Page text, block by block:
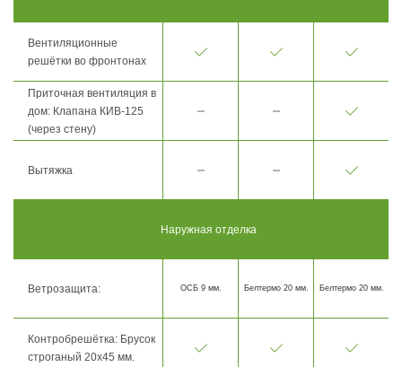
Вентиляционные
решётки во фронтонах
Приточная вентиляция в
дом: Клапана КИВ-125
(через стену)
Вытяжка
Наружная отделка
Ветрозащита: ОСБ 9 мм. Белтермо 20 мм. Белтермо 20 мм.
Контробрешётка: Брусок
строганый 20х45 мм.